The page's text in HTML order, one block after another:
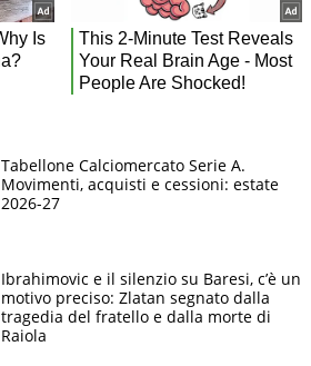
Tabellone Calciomercato Serie A.
Movimenti, acquisti e cessioni: estate
2026-27
Ibrahimovic e il silenzio su Baresi, c’è un
motivo preciso: Zlatan segnato dalla
tragedia del fratello e dalla morte di
Raiola